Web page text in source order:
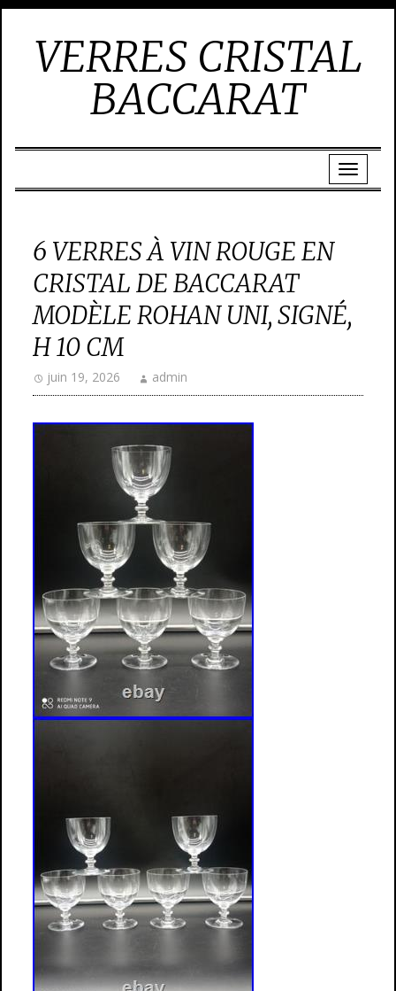
VERRES CRISTAL
BACCARAT
6 VERRES À VIN ROUGE EN
CRISTAL DE BACCARAT
MODÈLE ROHAN UNI, SIGNÉ,
H 10 CM
juin 19, 2026 admin